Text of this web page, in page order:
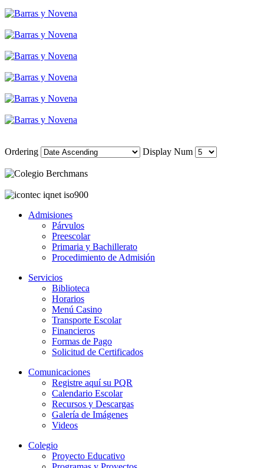
Ordering Display Num
Admisiones
Párvulos
Preescolar
Primaria y Bachillerato
Procedimiento de Admisión
Servicios
Biblioteca
Horarios
Menú Casino
Transporte Escolar
Financieros
Formas de Pago
Solicitud de Certificados
Comunicaciones
Registre aquí su PQR
Calendario Escolar
Recursos y Descargas
Galería de Imágenes
Videos
Colegio
Proyecto Educativo